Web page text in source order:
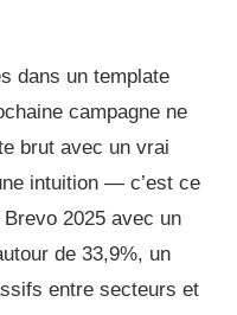
dans un template
campagne ne
brut avec un vrai
intuition — c’est ce
2025 avec un
de 33,9%, un
entre secteurs et